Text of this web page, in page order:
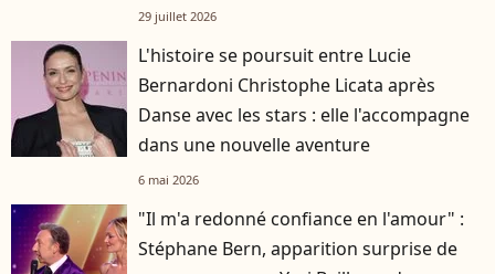
29 juillet 2026
L'histoire se poursuit entre Lucie
Bernardoni Christophe Licata après
Danse avec les stars : elle l'accompagne
dans une nouvelle aventure
6 mai 2026
"Il m'a redonné confiance en l'amour" :
Stéphane Bern, apparition surprise de